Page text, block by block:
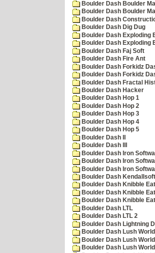
Boulder Dash Boulder
Boulder Dash Boulder
Boulder Dash
Boulder Dash Dig Dug
Boulder Dash Exploding
Boulder Dash Exploding
Boulder Dash Faj Soft
Boulder Dash Fire Ant
Boulder Dash Forkidz
Boulder Dash Forkidz
Boulder Dash Fractal
Boulder Dash Hacker
Boulder Dash Hop 1
Boulder Dash Hop 2
Boulder Dash Hop 3
Boulder Dash Hop 4
Boulder Dash Hop 5
Boulder Dash II
Boulder Dash III
Boulder Dash Iron
Boulder Dash Iron
Boulder Dash Iron
Boulder Dash
Boulder Dash Knibble
Boulder Dash Knibble
Boulder Dash Knibble
Boulder Dash LTL
Boulder Dash LTL 2
Boulder Dash Lightning
Boulder Dash Lush
Boulder Dash Lush
Boulder Dash Lush